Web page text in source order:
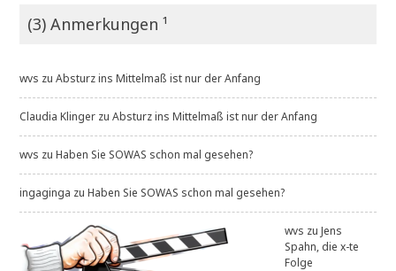
(3) Anmerkungen ¹
wvs zuAbsturz ins Mittelmaß ist nur der Anfang
Claudia Klinger zuAbsturz ins Mittelmaß ist nur der Anfang
wvs zuHaben Sie SOWAS schon mal gesehen?
ingaginga zuHaben Sie SOWAS schon mal gesehen?
wvs zuJens
Spahn, die x-te
Folge